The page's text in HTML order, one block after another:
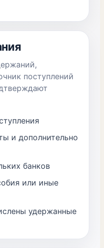
поступлений
и дополнительно
банков
или иные
удержанные